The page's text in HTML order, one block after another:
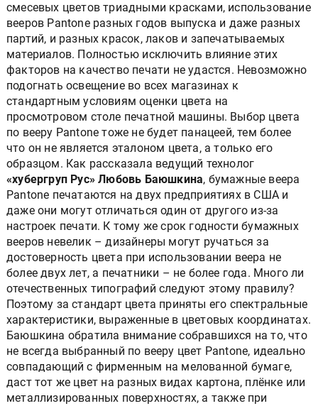
смесевых цветов триадными красками, использование
вееров Pantone разных годов выпуска и даже разных
партий, и разных красок, лаков и запечатываемых
материалов. Полностью исключить влияние этих
факторов на качество печати не удастся. Невозможно
подогнать освещение во всех магазинах к
стандартным условиям оценки цвета на
просмотровом столе печатной машины. Выбор цвета
по вееру Pantone тоже не будет панацеей, тем более
что он не является эталоном цвета, а только его
образцом. Как рассказала ведущий технолог
«хубергруп Рус» Любовь Баюшкина, бумажные веера
Pantone печатаются на двух предприятиях в США и
даже они могут отличаться один от другого из-за
настроек печати. К тому же срок годности бумажных
вееров невелик – дизайнеры могут ручаться за
достоверность цвета при использовании веера не
более двух лет, а печатники – не более года. Много ли
отечественных типографий следуют этому правилу?
Поэтому за стандарт цвета приняты его спектральные
характеристики, выраженные в цветовых координатах.
Баюшкина обратила внимание собравшихся на то, что
не всегда выбранный по вееру цвет Pantone, идеально
совпадающий с фирменным на мелованной бумаге,
даст тот же цвет на разных видах картона, плёнке или
металлизированных поверхностях, а также при